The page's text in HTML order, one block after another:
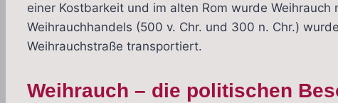
einer Kostbarkeit und im alten Rom wurde
Weihrauchhandels (500 v. Chr. und 300 n. Chr.)
Weihrauchstraße transportiert.
Weihrauch – die politischen